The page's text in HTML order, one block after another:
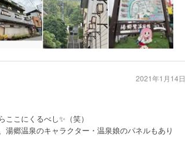
こにくるべし✨（笑）
郷温泉のキャラクター・温泉娘のパネルもあり
2021年1月14日